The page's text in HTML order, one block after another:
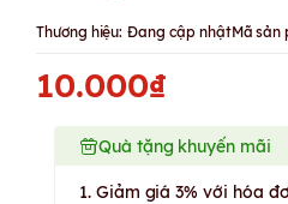
Thương hiệu: Đang cập nhậtMã sản
10.000₫
Quà tặng khuyến mãi
1. Giảm giá 3% với hóa